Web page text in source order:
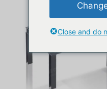
Close and do